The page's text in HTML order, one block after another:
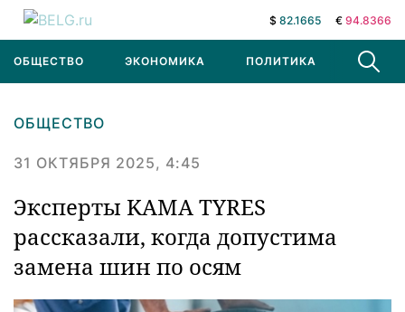
$ 82.1665 € 94.8366
ОБЩЕСТВО ЭКОНОМИКА ПОЛИТИКА В МИРЕ
ОБЩЕСТВО
31 ОКТЯБРЯ 2025, 4:45
Эксперты KAMA TYRES
рассказали, когда допустима
замена шин по осям